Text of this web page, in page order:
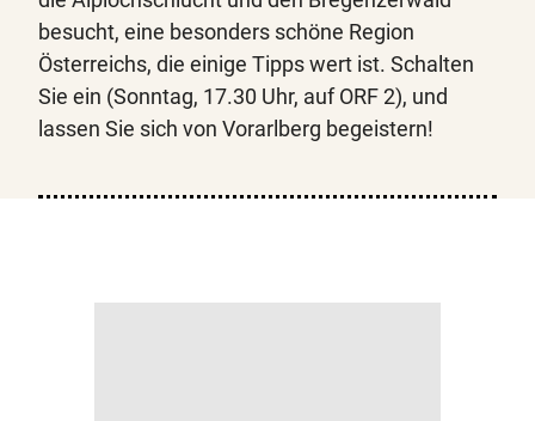
besucht, eine besonders schöne Region
Österreichs, die einige Tipps wert ist. Schalten
Sie ein (Sonntag, 17.30 Uhr, auf ORF 2), und
lassen Sie sich von Vorarlberg begeistern!